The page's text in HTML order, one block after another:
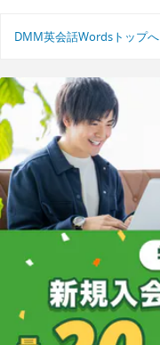
DMM英会話Wordsトップへ